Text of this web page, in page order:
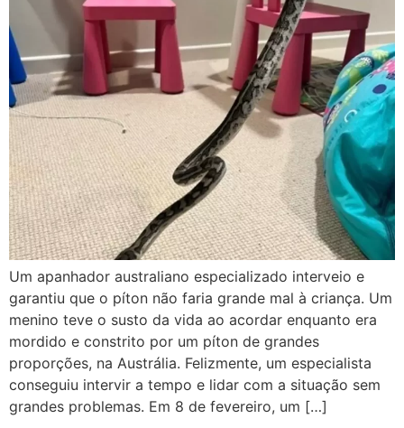
Um apanhador australiano especializado interveio e
garantiu que o píton não faria grande mal à criança. Um
menino teve o susto da vida ao acordar enquanto era
mordido e constrito por um píton de grandes
proporções, na Austrália. Felizmente, um especialista
conseguiu intervir a tempo e lidar com a situação sem
grandes problemas. Em 8 de fevereiro, um […]